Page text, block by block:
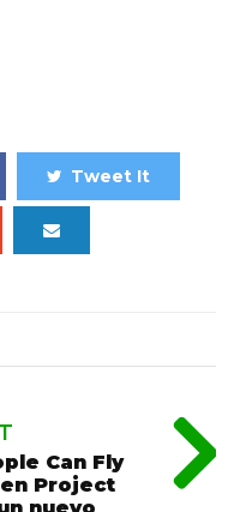
Tweet It
Can Fly
Project
nuevo